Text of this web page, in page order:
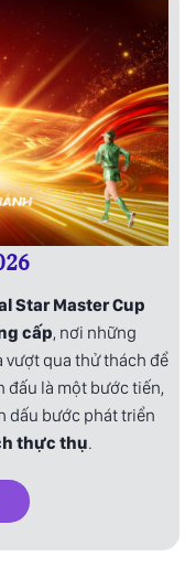
Star Master Cup
cấp, nơi những
vượt qua thử thách để
đấu là một bước tiến,
dấu bước phát triển
thực thụ.